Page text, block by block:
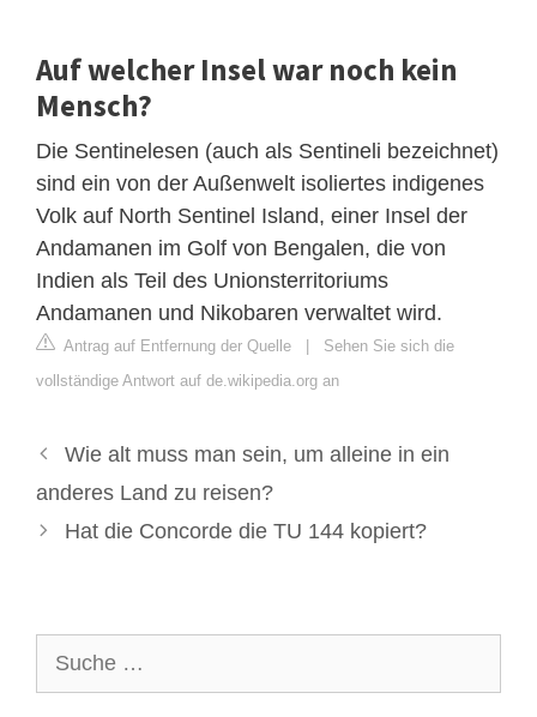
Auf welcher Insel war noch kein
Mensch?
Die Sentinelesen (auch als Sentineli bezeichnet)
sind ein von der Außenwelt isoliertes indigenes
Volk auf North Sentinel Island, einer Insel der
Andamanen im Golf von Bengalen, die von
Indien als Teil des Unionsterritoriums
Andamanen und Nikobaren verwaltet wird.
Antrag auf Entfernung der Quelle | Sehen Sie sich die
vollständige Antwort auf de.wikipedia.org an
Wie alt muss man sein, um alleine in ein
anderes Land zu reisen?
Hat die Concorde die TU 144 kopiert?
nach: